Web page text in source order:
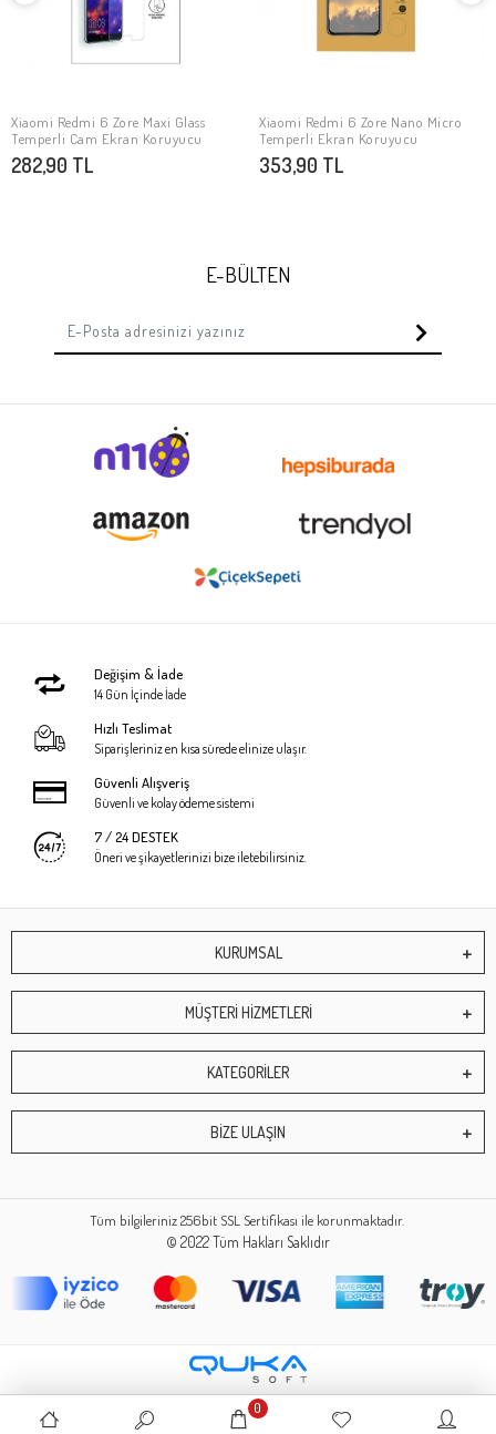
SEPETE EKLE
Xiaomi Redmi 6 Zore Maxi Glass
Temperli Cam Ekran Koruyucu
282,90 TL
SEPETE EKLE
Xiaomi Redmi 6 Zore Nano Micro
Temperli Ekran Koruyucu
353,90 TL
E-BÜLTEN
Değişim & İade
14 Gün İçinde İade
Hızlı Teslimat
Siparişleriniz en kısa sürede elinize ulaşır.
Güvenli Alışveriş
Güvenli ve kolay ödeme sistemi
7 / 24 DESTEK
Öneri ve şikayetlerinizi bize iletebilirsiniz.
KURUMSAL
MÜŞTERİ HİZMETLERİ
KATEGORİLER
BİZE ULAŞIN
Tüm bilgileriniz 256bit SSL Sertifikası ile korunmaktadır.
© 2022Tüm Hakları Saklıdır
0